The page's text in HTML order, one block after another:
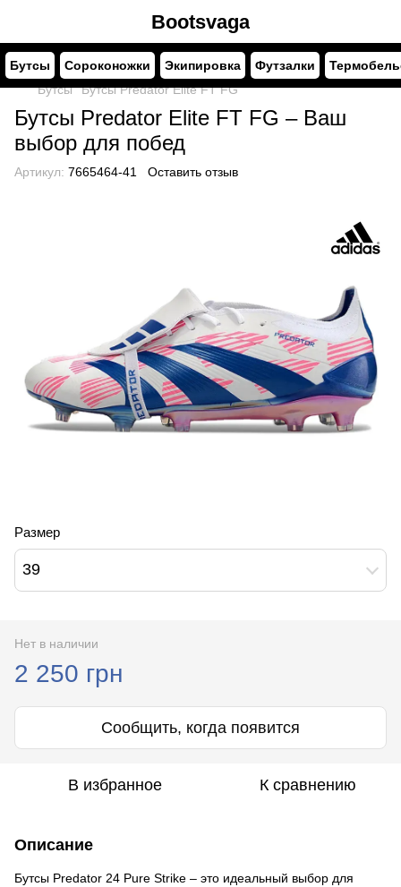
Bootsvaga
Бутсы Сороконожки Экипировка Футзалки
Бутсы
Бутсы Predator Elite FT FG
Бутсы Predator Elite FT FG – Ваш
выбор для побед
Артикул: 7665464-41 Оставить отзыв
Размер
39
Нет в наличии
2 250 грн
Сообщить, когда появится
В избранное К сравнению
Описание
Бутсы Predator 24 Pure Strike – это идеальный выбор для